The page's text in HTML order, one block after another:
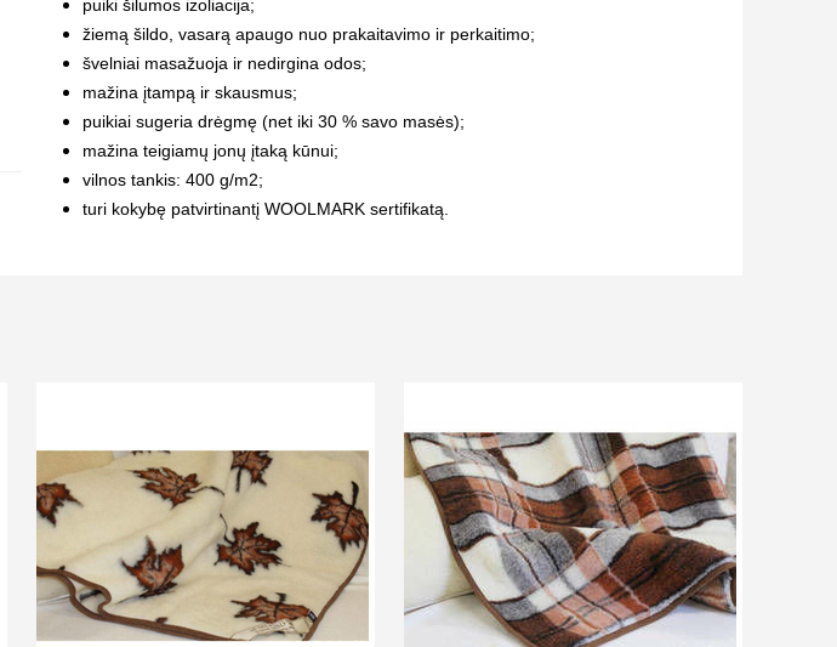
puiki šilumos izoliacija;
žiemą šildo, vasarą apaugo nuo prakaitavimo ir perkaitimo;
švelniai masažuoja ir nedirgina odos;
mažina įtampą ir skausmus;
puikiai sugeria drėgmę (net iki 30 % savo masės);
mažina teigiamų jonų įtaką kūnui;
vilnos tankis: 400 g/m2;
turi kokybę patvirtinantį WOOLMARK sertifikatą.